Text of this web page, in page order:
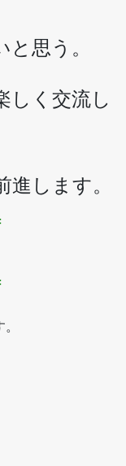
思う。
しく交流し
します。